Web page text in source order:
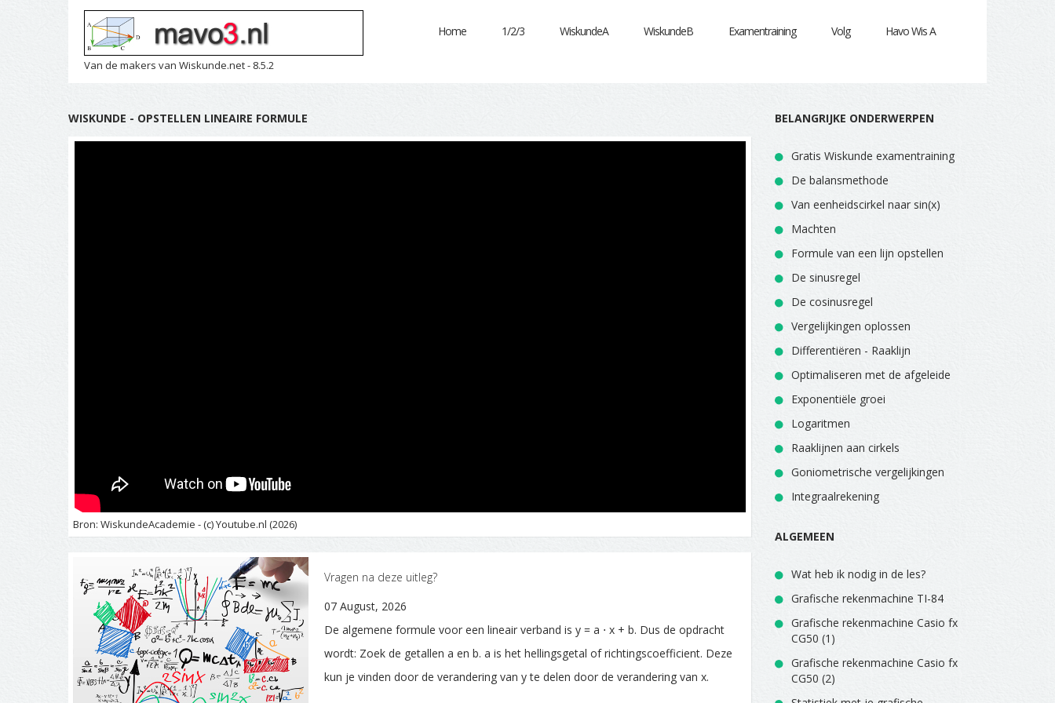
Van de makers van Wiskunde.net - 8.5.2
Home 1/2/3 WiskundeA WiskundeB Examentraining Volg Havo Wis A
WISKUNDE - OPSTELLEN LINEAIRE FORMULE
Bron: WiskundeAcademie - (c) Youtube.nl (2026)
Vragen na deze uitleg?
07 August, 2026
De algemene formule voor een lineair verband is y = a ⋅ x + b. Dus de opdracht
wordt: Zoek de getallen a en b. a is het hellingsgetal of richtingscoefficient. Deze
kun je vinden door de verandering van y te delen door de verandering van x.
BELANGRIJKE ONDERWERPEN
Gratis Wiskunde examentraining
De balansmethode
Van eenheidscirkel naar sin(x)
Machten
Formule van een lijn opstellen
De sinusregel
De cosinusregel
Vergelijkingen oplossen
Differentiëren - Raaklijn
Optimaliseren met de afgeleide
Exponentiële groei
Logaritmen
Raaklijnen aan cirkels
Goniometrische vergelijkingen
Integraalrekening
ALGEMEEN
Wat heb ik nodig in de les?
Grafische rekenmachine TI-84
Grafische rekenmachine Casio fx
CG50 (1)
Grafische rekenmachine Casio fx
CG50 (2)